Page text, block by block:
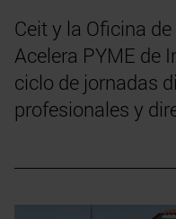
Ceit y la Oficina
Acelera PYME de
ciclo de jornadas
profesionales y